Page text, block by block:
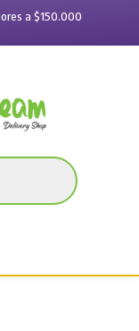
a $150.000